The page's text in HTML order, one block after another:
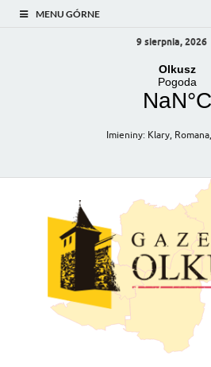
MENU GÓRNE
9 sierpnia, 2026
Imieniny: Klary, Romana,
Gazeta